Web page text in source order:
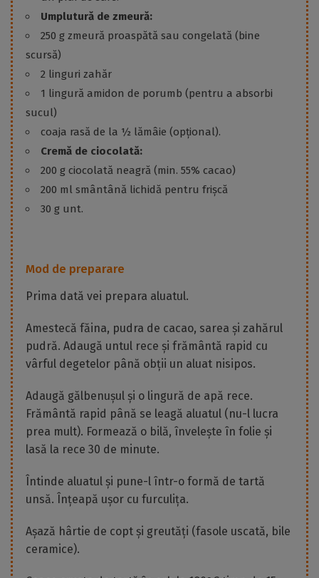
Umplutură de zmeură:
250 g zmeură proaspătă sau congelată (bine
scursă)
2 linguri zahăr
1 lingură amidon de porumb (pentru a absorbi
sucul)
coaja rasă de la ½ lămâie (opțional).
Cremă de ciocolată:
200 g ciocolată neagră (min. 55% cacao)
200 ml smântână lichidă pentru frișcă
30 g unt.
Mod de preparare
Prima dată vei prepara aluatul.
Amestecă făina, pudra de cacao, sarea și zahărul
pudră. Adaugă untul rece și frământă rapid cu
vârful degetelor până obții un aluat nisipos.
Adaugă gălbenușul și o lingură de apă rece.
Frământă rapid până se leagă aluatul (nu-l lucra
prea mult). Formează o bilă, învelește în folie și
lasă la rece 30 de minute.
Întinde aluatul și pune-l într-o formă de tartă
unsă. Înțeapă ușor cu furculița.
Așază hârtie de copt și greutăți (fasole uscată, bile
ceramice).